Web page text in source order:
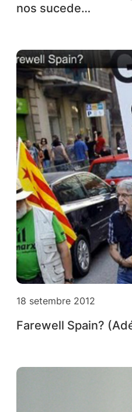
nos sucede…
18 setembre 2012
Farewell Spain?